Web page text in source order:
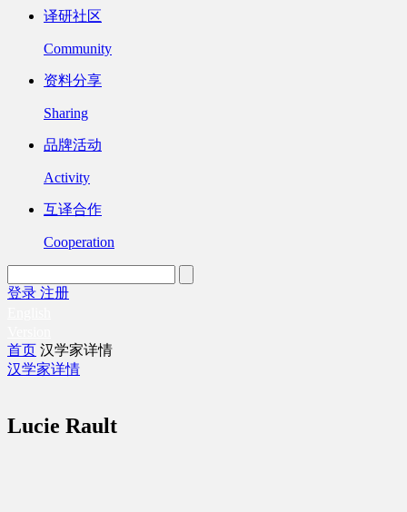
译研社区
Community
资料分享
Sharing
品牌活动
Activity
互译合作
Cooperation
登录 注册
首页 汉学家详情
汉学家详情
Lucie Rault